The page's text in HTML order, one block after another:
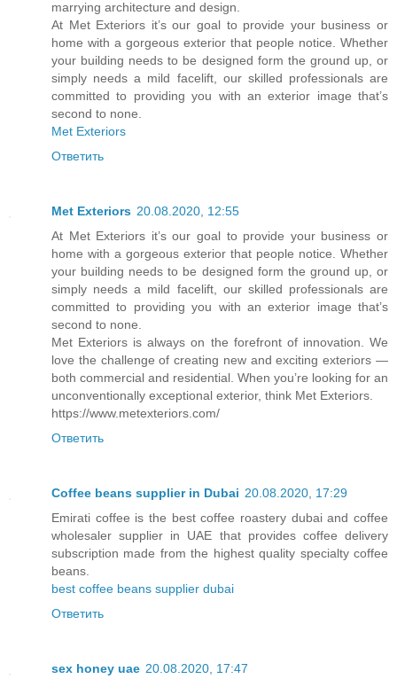
marrying architecture and design.
At Met Exteriors it’s our goal to provide your business or
home with a gorgeous exterior that people notice. Whether
your building needs to be designed form the ground up, or
simply needs a mild facelift, our skilled professionals are
committed to providing you with an exterior image that’s
second to none.
Met Exteriors
Ответить
Met Exteriors 20.08.2020, 12:55
At Met Exteriors it’s our goal to provide your business or
home with a gorgeous exterior that people notice. Whether
your building needs to be designed form the ground up, or
simply needs a mild facelift, our skilled professionals are
committed to providing you with an exterior image that’s
second to none.
Met Exteriors is always on the forefront of innovation. We
love the challenge of creating new and exciting exteriors —
both commercial and residential. When you’re looking for an
unconventionally exceptional exterior, think Met Exteriors.
https://www.metexteriors.com/
Ответить
Coffee beans supplier in Dubai 20.08.2020, 17:29
Emirati coffee is the best coffee roastery dubai and coffee
wholesaler supplier in UAE that provides coffee delivery
subscription made from the highest quality specialty coffee
beans.
best coffee beans supplier dubai
Ответить
sex honey uae 20.08.2020, 17:47